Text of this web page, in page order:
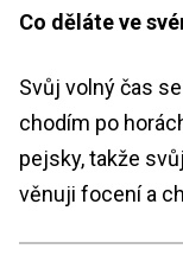
Co děláte ve
Svůj volný čas
chodím po
pejsky, takže
věnuji focení a